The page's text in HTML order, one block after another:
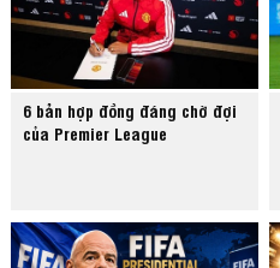
6 bản hợp đồng đáng chờ đợi
của Premier League